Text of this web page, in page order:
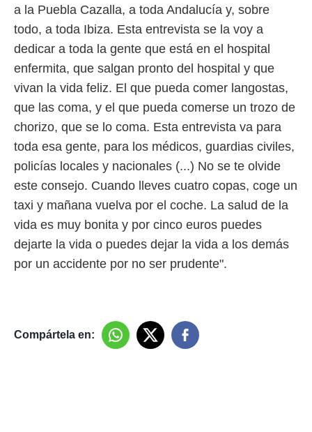
a la Puebla Cazalla, a toda Andalucía y, sobre
todo, a toda Ibiza. Esta entrevista se la voy a
dedicar a toda la gente que está en el hospital
enfermita, que salgan pronto del hospital y que
vivan la vida feliz. El que pueda comer langostas,
que las coma, y el que pueda comerse un trozo de
chorizo, que se lo coma. Esta entrevista va para
toda esa gente, para los médicos, guardias civiles,
policías locales y nacionales (...) No se te olvide
este consejo. Cuando lleves cuatro copas, coge un
taxi y mañana vuelva por el coche. La salud de la
vida es muy bonita y por cinco euros puedes
dejarte la vida o puedes dejar la vida a los demás
por un accidente por no ser prudente".
Compártela en: